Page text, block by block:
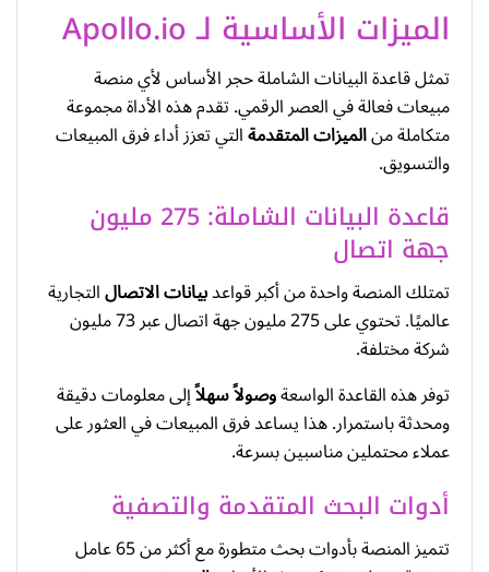
الميزات الأساسية لـ Apollo.io
تمثل قاعدة البيانات الشاملة حجر الأساس لأي منصة
مبيعات فعالة في العصر الرقمي. تقدم هذه الأداة مجموعة
متكاملة منالميزات المتقدمةالتي تعزز أداء فرق المبيعات
والتسويق.
قاعدة البيانات الشاملة: 275 مليون
جهة اتصال
تمتلك المنصة واحدة من أكبر قواعدبيانات الاتصالالتجارية
عالميًا. تحتوي على 275 مليون جهة اتصال عبر 73 مليون
شركة مختلفة.
توفر هذه القاعدة الواسعةوصولاً سهلاًإلى معلومات دقيقة
ومحدثة باستمرار. هذا يساعد فرق المبيعات في العثور على
عملاء محتملين مناسبين بسرعة.
أدوات البحث المتقدمة والتصفية
تتميز المنصة بأدوات بحث متطورة مع أكثر من 65 عامل